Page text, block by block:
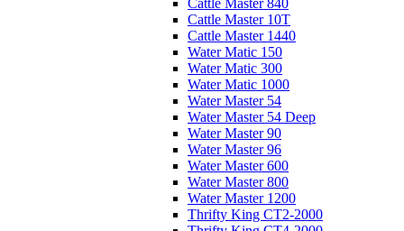
Cattle Master 10Т
Cattle Master 1440
Water Matic 150
Water Matic 300
Water Matic 1000
Water Master 54
Water Master 54 Deep
Water Master 90
Water Master 96
Water Master 600
Water Master 800
Water Master 1200
Thrifty King CT2-2000